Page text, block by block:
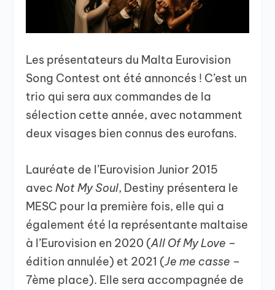
Les présentateurs du Malta Eurovision
Song Contest ont été annoncés ! C’est un
trio qui sera aux commandes de la
sélection cette année, avec notamment
deux visages bien connus des eurofans.
Lauréate de l’Eurovision Junior 2015
avecNot My Soul, Destiny présentera le
MESC pour la première fois, elle qui a
également été la représentante maltaise
à l’Eurovision en 2020 (All Of My Love –
édition annulée) et 2021 (Je me casse –
7ème place). Elle sera accompagnée de